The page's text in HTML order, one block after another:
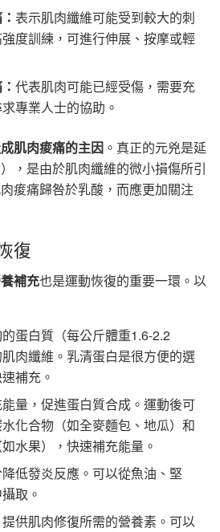
表示肌肉纖維可能受到較大的刺
度訓練，可進行伸展、按摩或輕
代表肌肉可能已經受傷，需要充
專業人士的協助。
肌肉痠痛的主因 。真正的元兇是延
，是由於肌肉纖維的微小損傷所引
痠痛歸咎於乳酸，而應更加關注
復
補充也是運動恢復的重要一環。以
蛋白質（每公斤體重1.6-2.2
肉纖維。乳清蛋白是很方便的選
補充。
量，促進蛋白質合成。運動後可
化合物（如全麥麵包、地瓜）和
水果），快速補充能量。
低發炎反應。可以從魚油、堅
取。
提供肌肉修復所需的營養素。可以